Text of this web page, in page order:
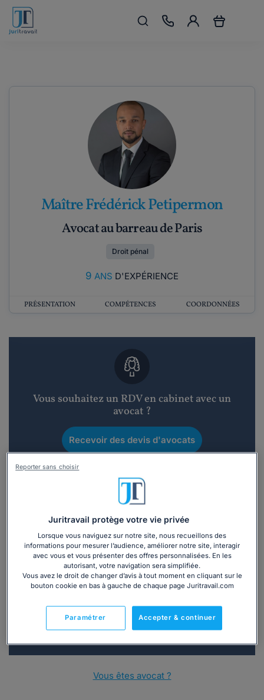
Maître Frédérick Petipermon
Avocat au barreau de Paris
Droit pénal
9 ANS D'EXPÉRIENCE
PRÉSENTATION COMPÉTENCES COORDONNÉES
Vous souhaitez un RDV en cabinet avec un
avocat ?
Recevoir des devis d'avocats
Vous souhaitez une consultation par
téléphone ?
Consulter immédiatement
ou appelez le01 75 75 42 33(8h à 21h du lundi au
vendredi)
Vous êtes avocat ?
Juritravail protège votre vie privée
Lorsque vous naviguez sur notre site, nous recueillons des
informations pour mesurer l’audience, améliorer notre site, interagir
avec vous et vous présenter des offres personnalisées. En les
autorisant, votre navigation sera simplifiée.
Vous avez le droit de changer d’avis à tout moment en cliquant sur le
bouton cookie en bas à gauche de chaque page Juritravail.com
Accepter & continuer
Paramétrer
Reporter sans choisir